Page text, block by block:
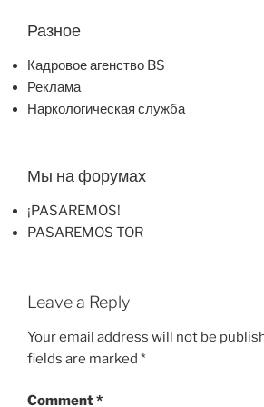
Разное
Кадровое агенство BS
Реклама
Наркологическая служба
Мы на форумах
¡PASAREMOS!
PASAREMOS TOR
Leave a Reply
Your email address will not be
fields are marked *
Comment*